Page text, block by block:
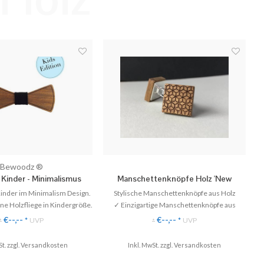
Bewoodz ®
- Minimalismus
im Minimalism Design.
Holzfliege in Kindergröße.
zum Kinderhemd.
Kindergröße
€--,-- * UVP
zzgl. Versandkosten
Manschettenknöpfe Holz 'New
Geometry'
Stylische Manschettenknöpfe aus Holz
✓ Einzigartige Manschettenknöpfe aus
Echtholz.
* €--,-- * UVP
Inkl. MwSt. zzgl. Versandkosten